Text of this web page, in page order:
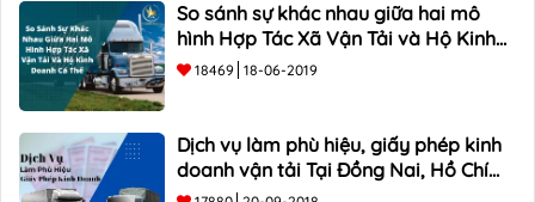
So sánh sự khác nhau giữa hai mô
hình Hợp Tác Xã Vận Tải và Hộ Kinh
Doanh Cá Thể
18469 18-06-2019
Dịch vụ làm phù hiệu, giấy phép kinh
doanh vận tải Tại Đồng Nai, Hồ Chí
Minh